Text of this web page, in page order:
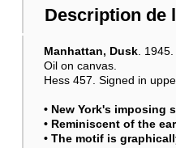
Autre image
Description de
Manhattan, Dusk. 1945.
Oil on canvas.
Hess 457. Signed in
• New York's
• Reminiscent of the
• The motif is